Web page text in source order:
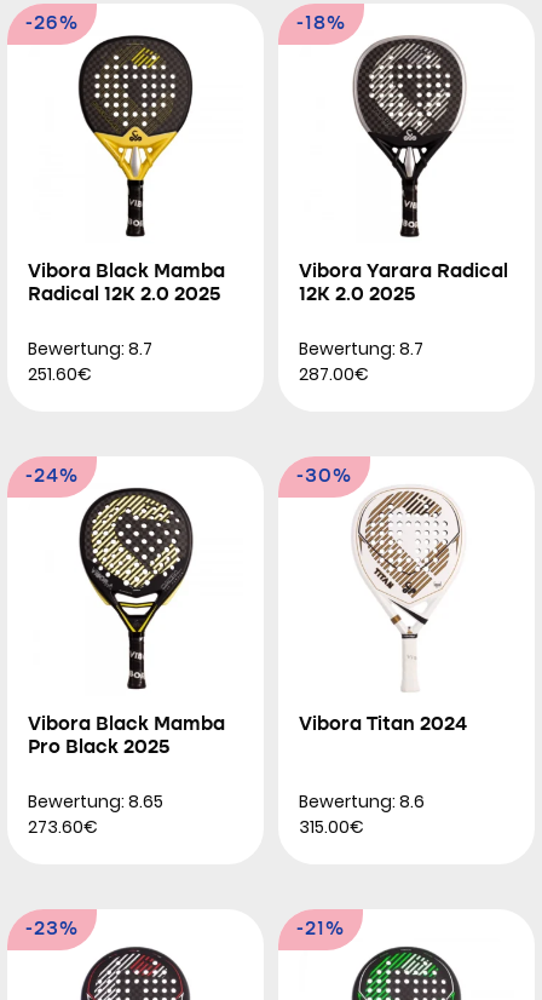
-26%
Vibora Black Mamba
Radical 12K 2.0 2025
Bewertung: 8.7
251.60€
-18%
Vibora Yarara Radical
12K 2.0 2025
Bewertung: 8.7
287.00€
-24%
Vibora Black Mamba
Pro Black 2025
Bewertung: 8.65
273.60€
-30%
Vibora Titan 2024
Bewertung: 8.6
315.00€
-23% -21%